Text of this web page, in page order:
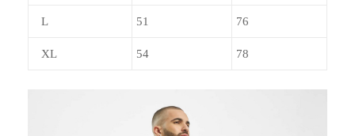
L 51 76
XL 54 78